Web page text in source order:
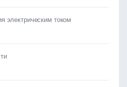
электрическим током